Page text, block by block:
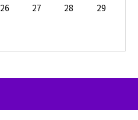
26 27 28
29